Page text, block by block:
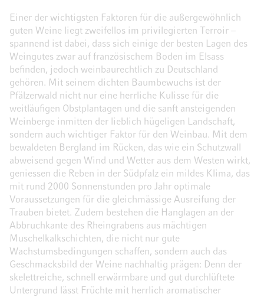
Einer der wichtigsten Faktoren für die außergewöhnlich
guten Weine liegt zweifellos im privilegierten Terroir –
spannend ist dabei, dass sich einige der besten Lagen des
Weingutes zwar auf französischem Boden im Elsass
befinden, jedoch weinbaurechtlich zu Deutschland
gehören. Mit seinem dichten Baumbewuchs ist der
Pfälzerwald nicht nur eine herrliche Kulisse für die
weitläufigen Obstplantagen und die sanft ansteigenden
Weinberge inmitten der lieblich hügeligen Landschaft,
sondern auch wichtiger Faktor für den Weinbau. Mit dem
bewaldeten Bergland im Rücken, das wie ein Schutzwall
abweisend gegen Wind und Wetter aus dem Westen wirkt,
geniessen die Reben in der Südpfalz ein mildes Klima, das
mit rund 2000 Sonnenstunden pro Jahr optimale
Voraussetzungen für die gleichmässige Ausreifung der
Trauben bietet. Zudem bestehen die Hanglagen an der
Abbruchkante des Rheingrabens aus mächtigen
Muschelkalkschichten, die nicht nur gute
Wachstumsbedingungen schaffen, sondern auch das
Geschmacksbild der Weine nachhaltig prägen: Denn der
skelettreiche, schnell erwärmbare und gut durchlüftete
Untergrund lässt Früchte mit herrlich aromatischer